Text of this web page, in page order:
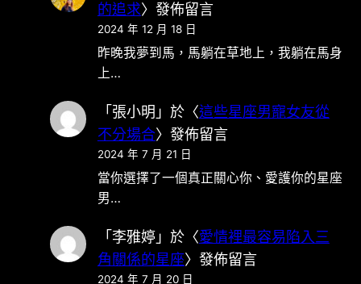
的追求〉發佈留言
2024 年 12 月 18 日
昨晚我夢到馬，馬躺在草地上，我躺在馬身
上…
「 張小明 」於〈這些星座男寵女友從
不分場合〉發佈留言
2024 年 7 月 21 日
當你選擇了一個真正關心你、愛護你的星座
男…
「李雅婷」於〈愛情裡最容易陷入三
角關係的星座〉發佈留言
2024 年 7 月 20 日